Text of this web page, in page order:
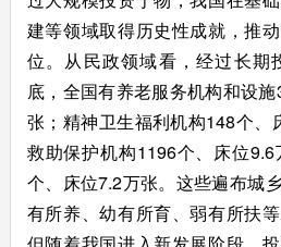
建等领域取得历史性成就，推
位。从民政领域看，经过长期
底，全国有养老服务机构和设
张；精神卫生福利机构148个、
救助保护机构1196个、床位
个、床位7.2万张。这些遍布城
有所养、幼有所育、弱有所扶